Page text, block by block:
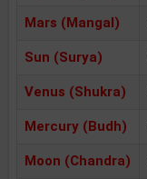
Mars (Mangal)
Sun (Surya)
Venus (Shukra)
Mercury (Budh)
Moon (Chandra)